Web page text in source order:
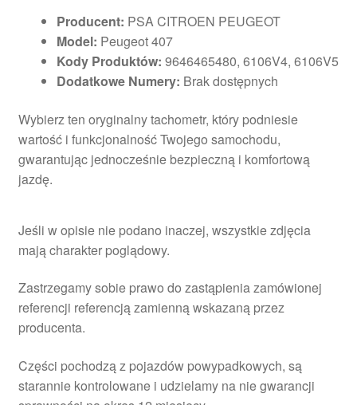
Producent: PSA CITROEN PEUGEOT
Model: Peugeot 407
Kody Produktów: 9646465480, 6106V4, 6106V5
Dodatkowe Numery: Brak dostępnych
Wybierz ten oryginalny tachometr, który podniesie
wartość i funkcjonalność Twojego samochodu,
gwarantując jednocześnie bezpieczną i komfortową
jazdę.
Jeśli w opisie nie podano inaczej, wszystkie zdjęcia
mają charakter poglądowy.
Zastrzegamy sobie prawo do zastąpienia zamówionej
referencji referencją zamienną wskazaną przez
producenta.
Części pochodzą z pojazdów powypadkowych, są
starannie kontrolowane i udzielamy na nie gwarancji